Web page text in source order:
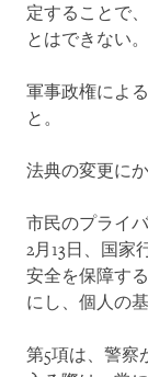
定することで
とはできない。
軍事政権によ
と。
法典の変更に
市民のプライ
2月13日、国家
安全を保障す
にし、個人の
第5項は、警察